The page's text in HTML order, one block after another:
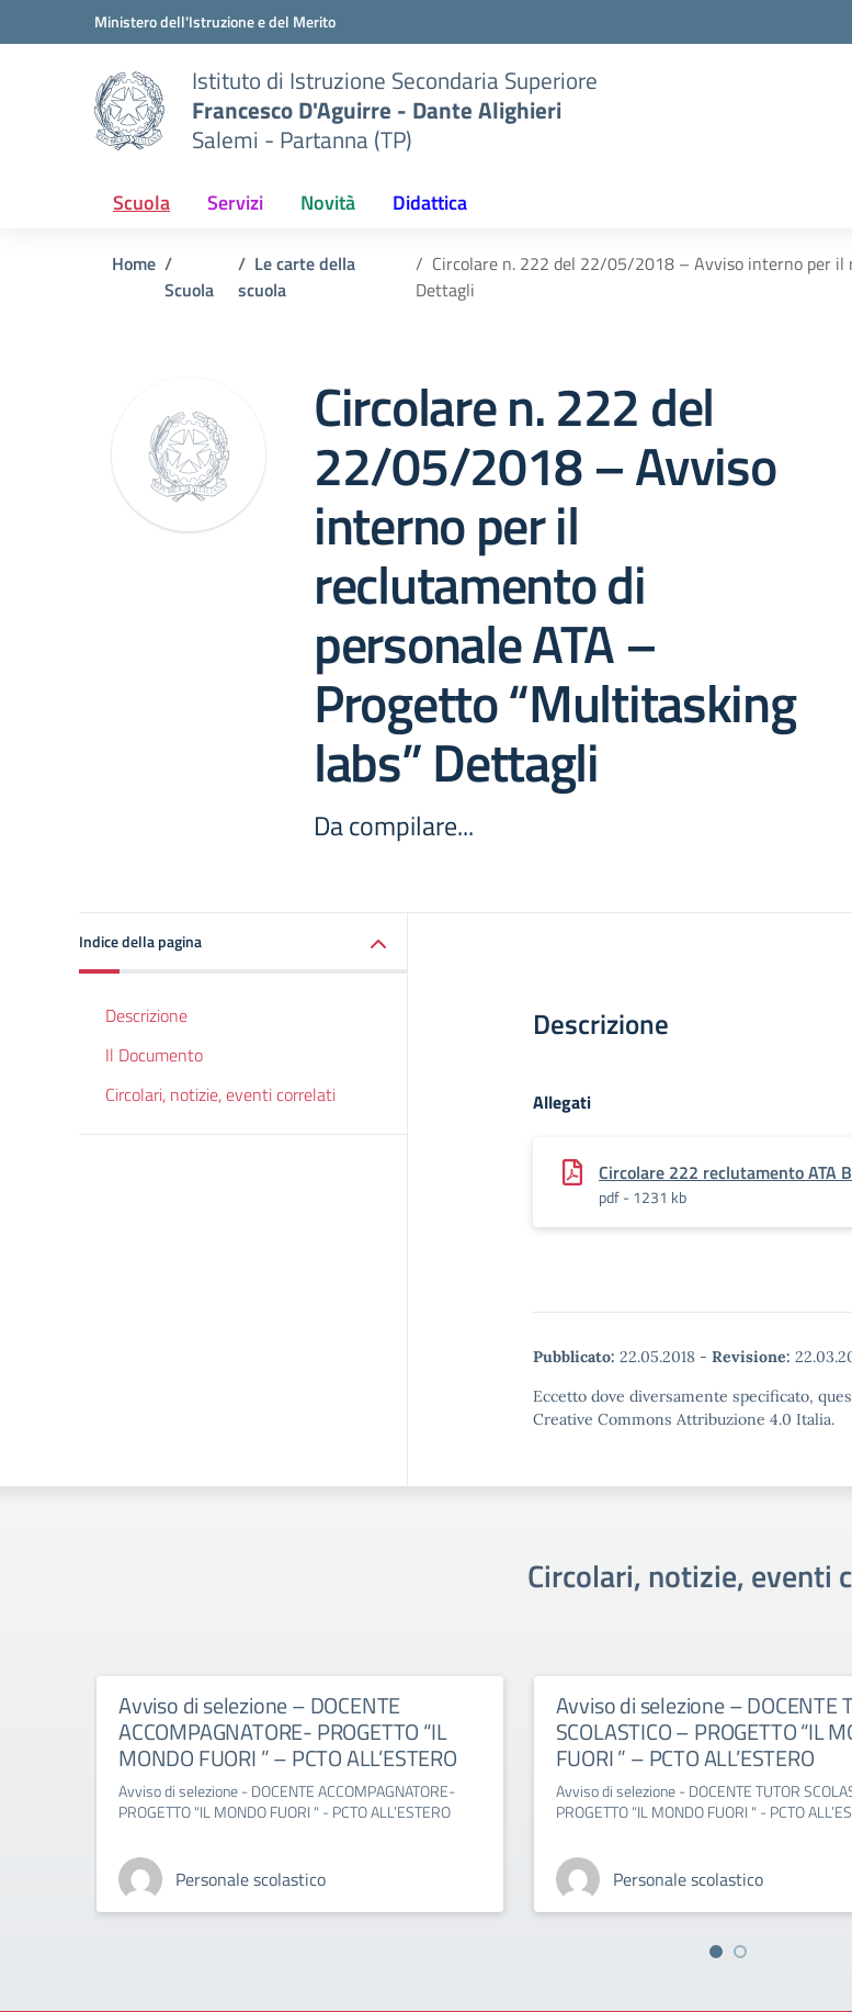
Vai ai contenuti
Vai al menu di navigazioneMinistero dell'Istruzione e del Merito
Istituto di Istruzione Secondaria Superiore
Francesco D'Aguirre - Dante Alighieri
Salemi - Partanna (TP)
Scuola Servizi Novità Didattica
Home
Scuola
Le carte della
scuola
Circolare n. 222 del 22/05/2018 – Avviso interno per il
Dettagli
Circolare n. 222 del
22/05/2018 – Avviso
interno per il
reclutamento di
personale ATA –
Progetto “Multitasking
labs” Dettagli
Da compilare...
Indice della pagina
Descrizione
Il Documento
Circolari, notizie, eventi correlati
Descrizione
Allegati
Circolare 222 reclutamento ATA
pdf - 1231 kb
Pubblicato: 22.05.2018 - Revisione:
Eccetto dove diversamente specificato,
Creative Commons Attribuzione 4.0 Italia.
Circolari, notizie, eventi
Avviso di selezione – DOCENTE
ACCOMPAGNATORE- PROGETTO “IL
MONDO FUORI ” – PCTO ALL’ESTERO
Avviso di selezione - DOCENTE ACCOMPAGNATORE-
PROGETTO "IL MONDO FUORI " - PCTO ALL’ESTERO
Personale scolastico
Avviso di selezione – DOCENTE
SCOLASTICO – PROGETTO “IL
FUORI ” – PCTO ALL’ESTERO
Avviso di selezione - DOCENTE TUTOR
PROGETTO "IL MONDO FUORI " - PCTO
Personale scolastico